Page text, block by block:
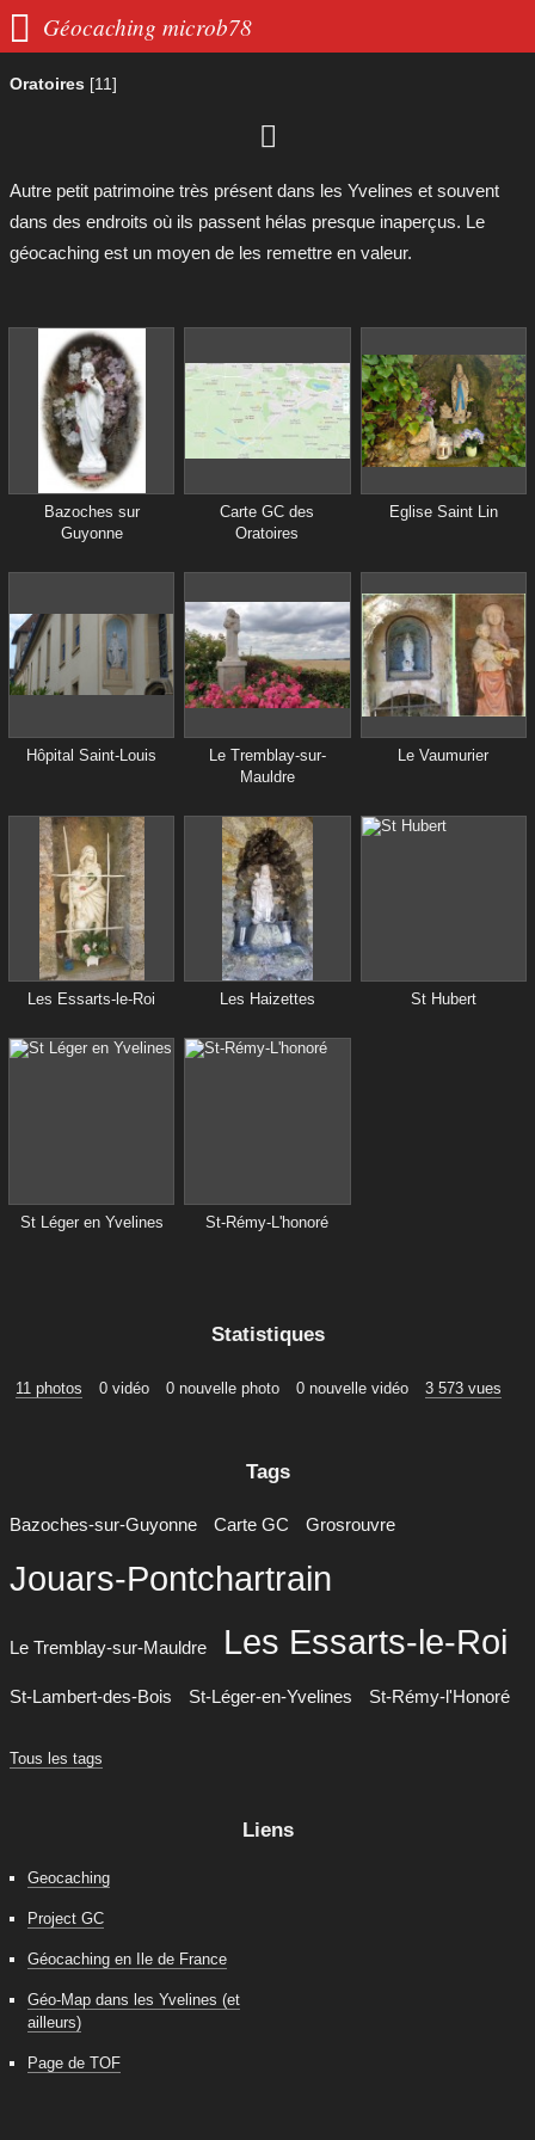
 Géocaching microb78
Oratoires [11]

Autre petit patrimoine très présent dans les Yvelines et souvent
dans des endroits où ils passent hélas presque inaperçus. Le
géocaching est un moyen de les remettre en valeur.
Bazoches sur
Guyonne
Carte GC des
Oratoires
Eglise Saint Lin
Hôpital Saint-Louis
Le Tremblay-sur-
Mauldre
Le Vaumurier
Les Essarts-le-Roi Les Haizettes St Hubert
St Léger en Yvelines St-Rémy-L'honoré
Statistiques
11 photos 0 vidéo 0 nouvelle photo 0 nouvelle vidéo 3 573 vues
Tags
Bazoches-sur-Guyonne Carte GC Grosrouvre
Jouars-Pontchartrain
Le Tremblay-sur-Mauldre Les Essarts-le-Roi
St-Lambert-des-Bois St-Léger-en-Yvelines St-Rémy-l'Honoré
Tous les tags
Liens
Geocaching
Project GC
Géocaching en Ile de France
Géo-Map dans les Yvelines (et
ailleurs)
Page de TOF